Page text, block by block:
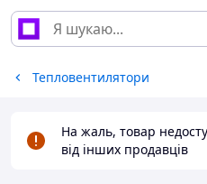
Тепловентилятори
На жаль, товар
від інших продавців